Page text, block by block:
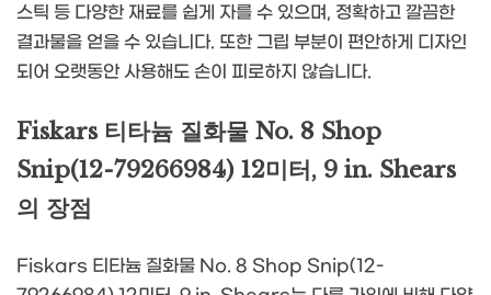
스틱 등 다양한 재료를 쉽게 자를 수 있으며, 정확하고 깔끔한
결과물을 얻을 수 있습니다. 또한 그립 부분이 편안하게 디자인
되어 오랫동안 사용해도 손이 피로하지 않습니다.
Fiskars 티타늄 질화물 No. 8 Shop
Snip(12-79266984) 12미터, 9 in. Shears
의 장점
Fiskars 티타늄 질화물 No. 8 Shop Snip(12-